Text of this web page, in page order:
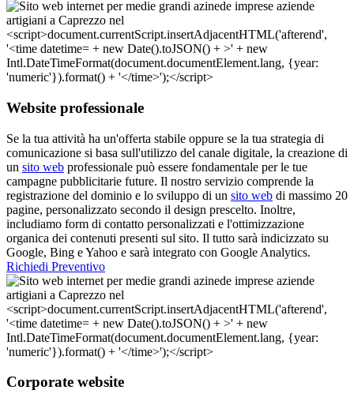
Website professionale
Se la tua attività ha un'offerta stabile oppure se la tua strategia di
comunicazione si basa sull'utilizzo del canale digitale, la creazione di
un sito web professionale può essere fondamentale per le tue
campagne pubblicitarie future. Il nostro servizio comprende la
registrazione del dominio e lo sviluppo di un sito web di massimo 20
pagine, personalizzato secondo il design prescelto. Inoltre,
includiamo form di contatto personalizzati e l'ottimizzazione
organica dei contenuti presenti sul sito. Il tutto sarà indicizzato su
Google, Bing e Yahoo e sarà integrato con Google Analytics.
Richiedi Preventivo
Corporate website